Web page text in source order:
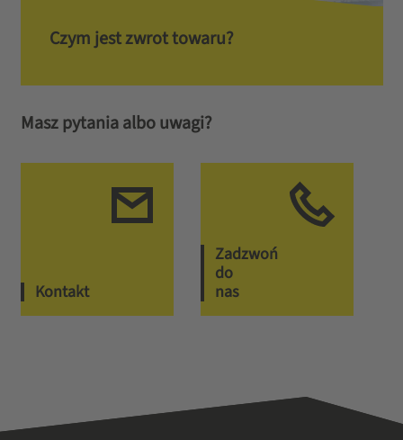
Czym jest zwrot towaru?
Masz pytania albo uwagi?
Kontakt
Zadzwoń
do
nas